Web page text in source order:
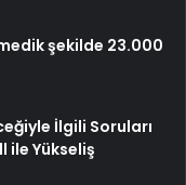
şekilde 23.000
İlgili Soruları
ile Yükseliş